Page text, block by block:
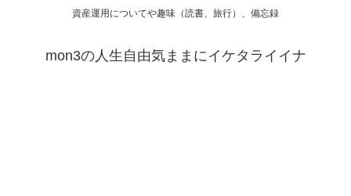
資産運用についてや趣味（読書、旅行）、備忘録
mon3の人生自由気ままにイケタライイナ